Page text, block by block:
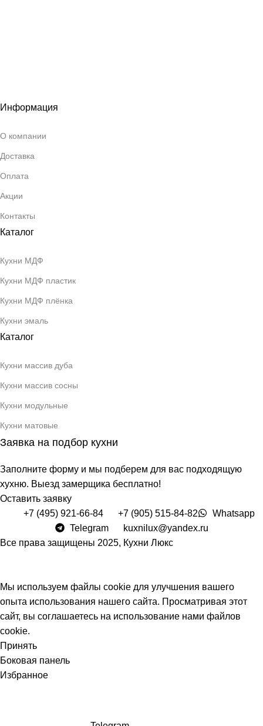
Информация
О компании
Доставка
Оплата
Акции
Контакты
Каталог
Кухни МДФ
Кухни МДФ пластик
Кухни МДФ плёнка
Кухни эмаль
Каталог
Кухни массив дуба
Кухни массив сосны
Кухни модульные
Кухни матовые
Заявка на подбор кухни
Заполните форму и мы подберем для вас подходящую
хухню. Выезд замерщика бесплатно!
Оставить заявку
+7 (495) 921-66-84
+7 (905) 515-84-82
Whatsapp
Telegram
kuxnilux@yandex.ru
Все права защищены 2025, Кухни Люкс
Мы используем файлы cookie для улучшения вашего
опыта использования нашего сайта. Просматривая этот
сайт, вы соглашаетесь на использование нами файлов
cookie.
Принять
Боковая панель
Избранное